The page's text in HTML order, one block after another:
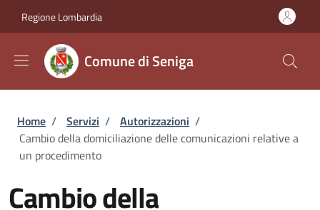
Regione Lombardia
Comune di Seniga
Briciole di pane
Home / Servizi / Autorizzazioni /
Cambio della domiciliazione delle comunicazioni relative a
un procedimento
Cambio della